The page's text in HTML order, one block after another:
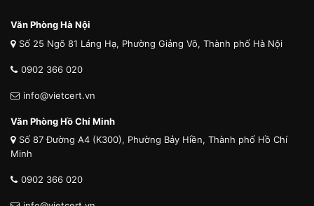
Văn Phòng Hà Nội
Số 25 Ngõ 81 Láng Hạ, Phường Giảng Võ, Thành phố Hà Nội
0902 366 020
info@vietcert.vn
Văn Phòng Hồ Chí Minh
Số 87 Đường A4 (K300), Phường Bảy Hiền, Thành phố Hồ Chí
Minh
0902 366 020